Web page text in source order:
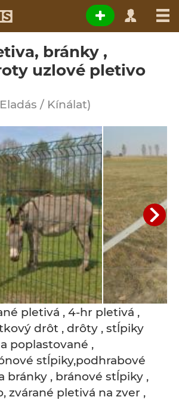
bránky ,
uzlové pletivo
/ Kínálat)
pletivá , 4-hr pletivá ,
drôt , drôty , stĺpiky
poplastované ,
stĺpiky,podhrabové
bránky , bránové stĺpiky ,
zvárané pletivá na zver ,